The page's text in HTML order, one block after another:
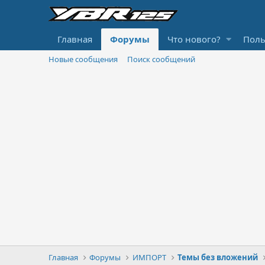
Главная Форумы Что нового?
Новые сообщения Поиск сообщений
Главная Форумы ИМПОРТ Темы без вложений